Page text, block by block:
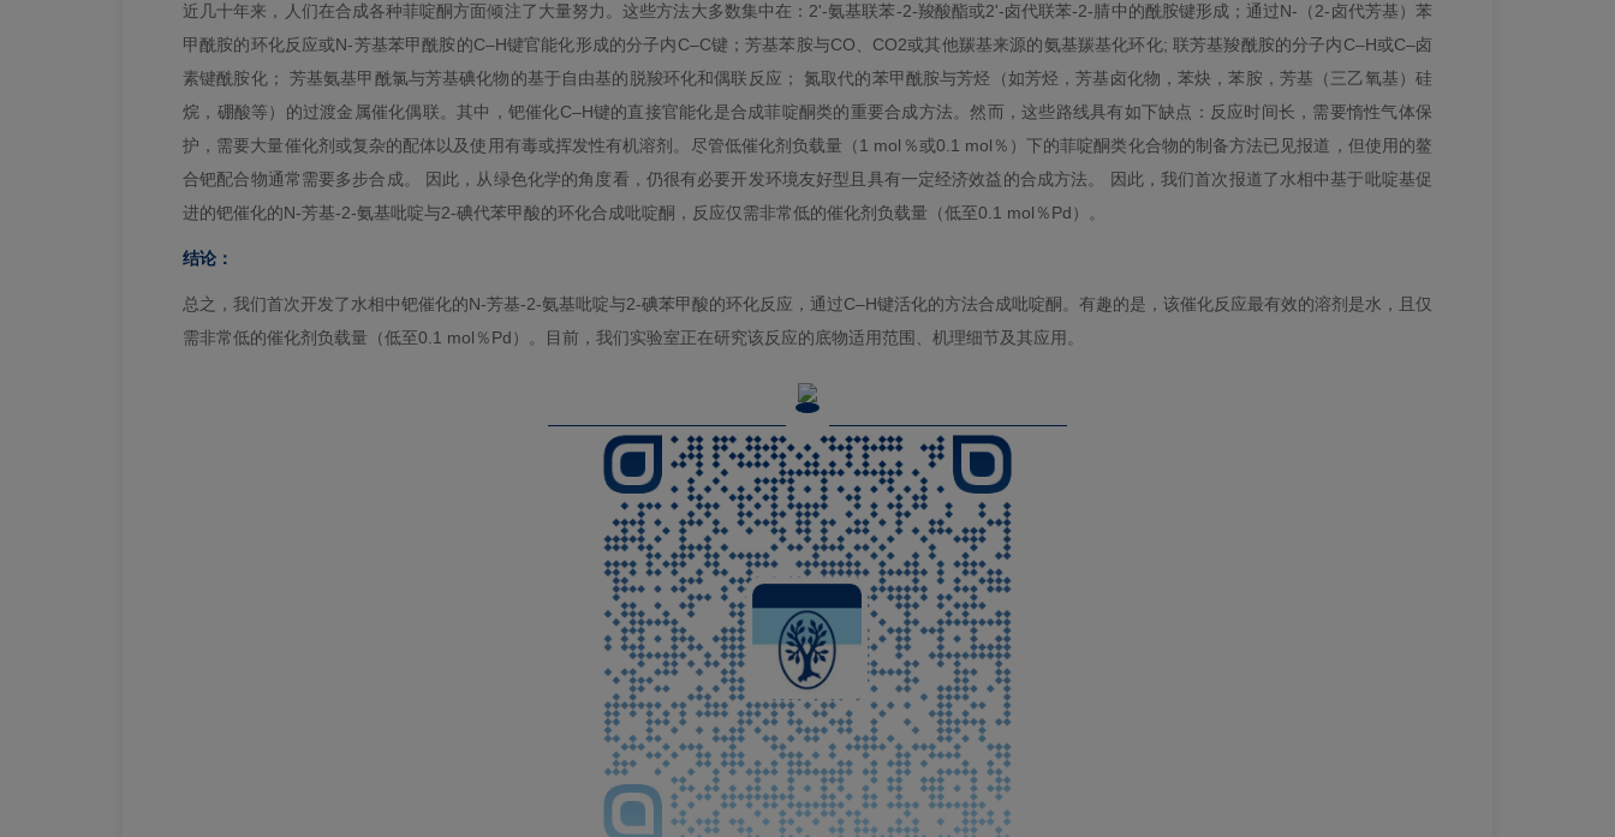
近几十年来，人们在合成各种菲啶酮方面倾注了大量努力。这些方法大多数集中在：2'-氨基联苯-2-羧酸酯或2'-卤代联苯-2-腈中的酰胺键形成；通过N-（2-卤代芳基）苯
甲酰胺的环化反应或N-芳基苯甲酰胺的C–H键官能化形成的分子内C–C键；芳基苯胺与CO、CO2或其他羰基来源的氨基羰基化环化; 联芳基羧酰胺的分子内C–H或C–卤
素键酰胺化； 芳基氨基甲酰氯与芳基碘化物的基于自由基的脱羧环化和偶联反应； 氮取代的苯甲酰胺与芳烃（如芳烃，芳基卤化物，苯炔，苯胺，芳基（三乙氧基）硅
烷，硼酸等）的过渡金属催化偶联。其中，钯催化C–H键的直接官能化是合成菲啶酮类的重要合成方法。然而，这些路线具有如下缺点：反应时间长，需要惰性气体保
护，需要大量催化剂或复杂的配体以及使用有毒或挥发性有机溶剂。尽管低催化剂负载量（1 mol％或0.1 mol％）下的菲啶酮类化合物的制备方法已见报道，但使用的鳌
合钯配合物通常需要多步合成。 因此，从绿色化学的角度看，仍很有必要开发环境友好型且具有一定经济效益的合成方法。 因此，我们首次报道了水相中基于吡啶基促
进的钯催化的N-芳基-2-氨基吡啶与2-碘代苯甲酸的环化合成吡啶酮，反应仅需非常低的催化剂负载量（低至0.1 mol％Pd）。
结论：
总之，我们首次开发了水相中钯催化的N-芳基-2-氨基吡啶与2-碘苯甲酸的环化反应，通过C–H键活化的方法合成吡啶酮。有趣的是，该催化反应最有效的溶剂是水，且仅
需非常低的催化剂负载量（低至0.1 mol％Pd）。目前，我们实验室正在研究该反应的底物适用范围、机理细节及其应用。